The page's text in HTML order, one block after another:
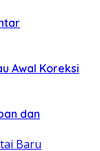
Awal Koreksi
dan